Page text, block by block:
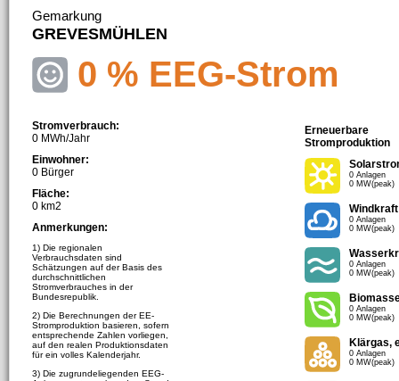
Gemarkung
GREVESMÜHLEN
0 % EEG-Strom
Stromverbrauch:
0 MWh/Jahr
Einwohner:
0 Bürger
Fläche:
0 km2
Anmerkungen:
1) Die regionalen
Verbrauchsdaten sind
Schätzungen auf der Basis des
durchschnittlichen
Stromverbrauches in der
Bundesrepublik.
2) Die Berechnungen der EE-
Stromproduktion basieren, sofern
entsprechende Zahlen vorliegen,
auf den realen Produktionsdaten
für ein volles Kalenderjahr.
3) Die zugrundeliegenden EEG-
Erneuerbare
Stromproduktion
0 Anlagen
0 MW(peak)
Windkraft
0 Anlagen
0 MW(peak)
0 Anlagen
0 MW(peak)
0 Anlagen
0 MW(peak)
Klärgas,
0 Anlagen
0 MW(peak)